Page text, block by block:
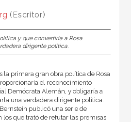
(Escritor)
y que convertiría a Rosa
dirigente política.
la primera gran obra política de Rosa
el reconocimiento
Demócrata Alemán, y obligaría a
una verdadera dirigente política.
publicó una serie de
los que trató de refutar las premisas